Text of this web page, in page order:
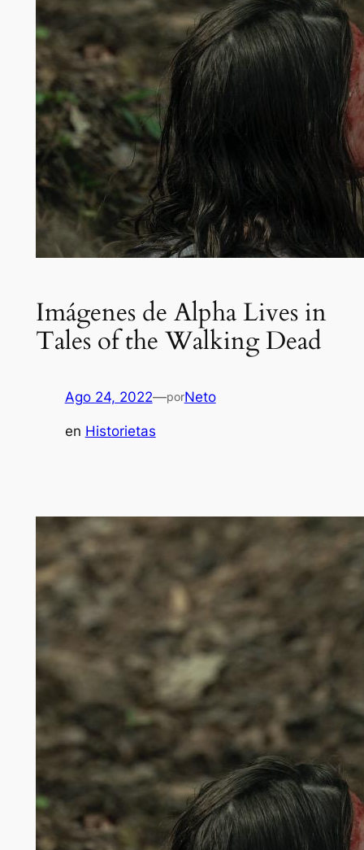
Imágenes de Alpha Lives in
Tales of the Walking Dead
Ago 24, 2022—porNeto
en Historietas